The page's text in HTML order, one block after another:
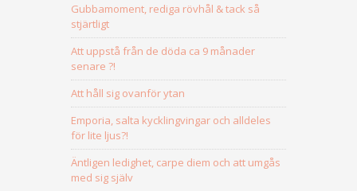
Gubbamoment, rediga rövhål & tack så
stjärtligt
Att uppstå från de döda ca 9 månader
senare ?!
Att håll sig ovanför ytan
Emporia, salta kycklingvingar och alldeles
för lite ljus?!
Äntligen ledighet, carpe diem och att umgås
med sig själv